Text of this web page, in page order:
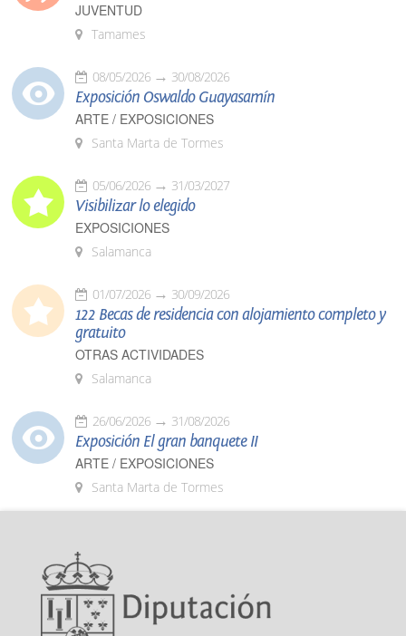
JUVENTUD
Tamames
08/05/2026 30/08/2026
Exposición Oswaldo Guayasamín
ARTE / EXPOSICIONES
Santa Marta de Tormes
05/06/2026 31/03/2027
Visibilizar lo elegido
EXPOSICIONES
Salamanca
01/07/2026 30/09/2026
122 Becas de residencia con alojamiento completo y
gratuito
OTRAS ACTIVIDADES
Salamanca
26/06/2026 31/08/2026
Exposición El gran banquete II
ARTE / EXPOSICIONES
Santa Marta de Tormes